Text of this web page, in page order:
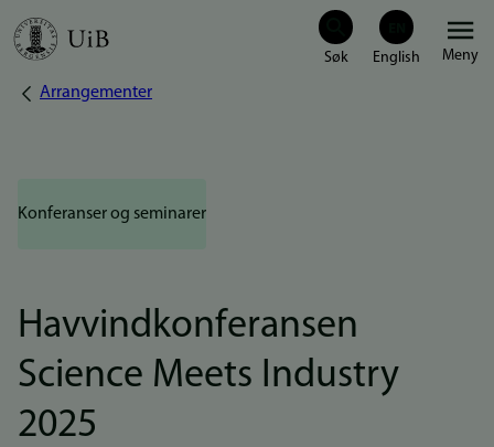
Hopp
hovedinnhold
Meny
Navigasjonssti
Arrangementer
Konferanser og seminarer
Havvindkonferansen
Science Meets Industry
2025